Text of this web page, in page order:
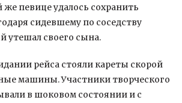
певице удалось сохранить
сидевшему по соседству
утешал своего сына.
рейса стояли кареты скорой
машины. Участники творческого
в шоковом состоянии и с